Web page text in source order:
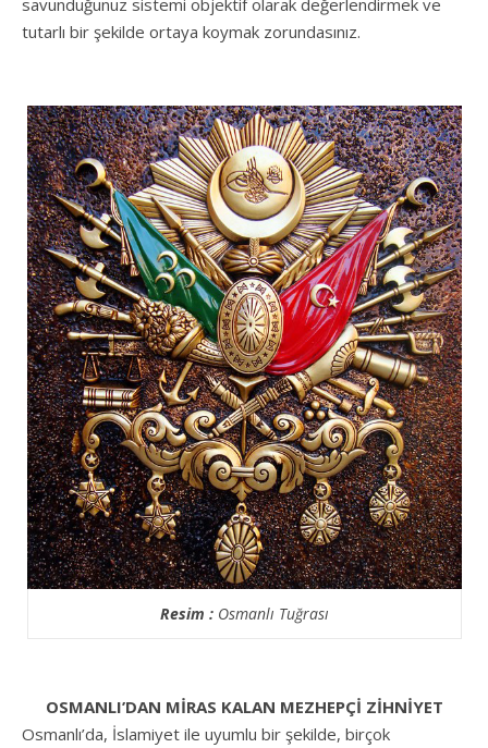
savunduğunuz sistemi objektif olarak değerlendirmek ve
tutarlı bir şekilde ortaya koymak zorundasınız.
Resim :Osmanlı Tuğrası
OSMANLI’DAN MİRAS KALAN MEZHEPÇİ ZİHNİYET
Osmanlı’da, İslamiyet ile uyumlu bir şekilde, birçok